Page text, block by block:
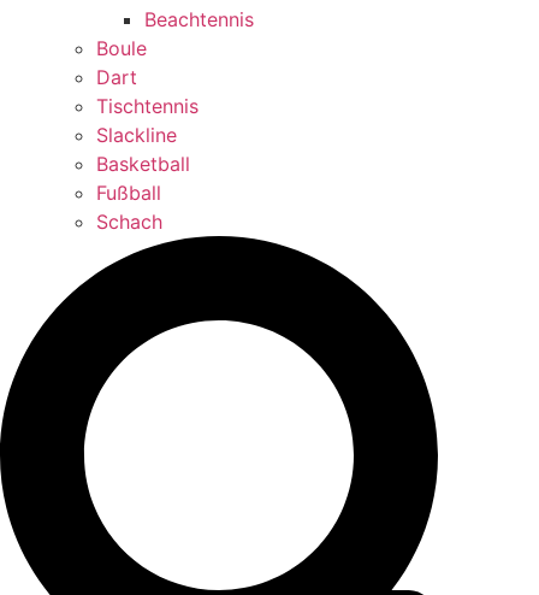
Beachtennis
Boule
Dart
Tischtennis
Slackline
Basketball
Fußball
Schach